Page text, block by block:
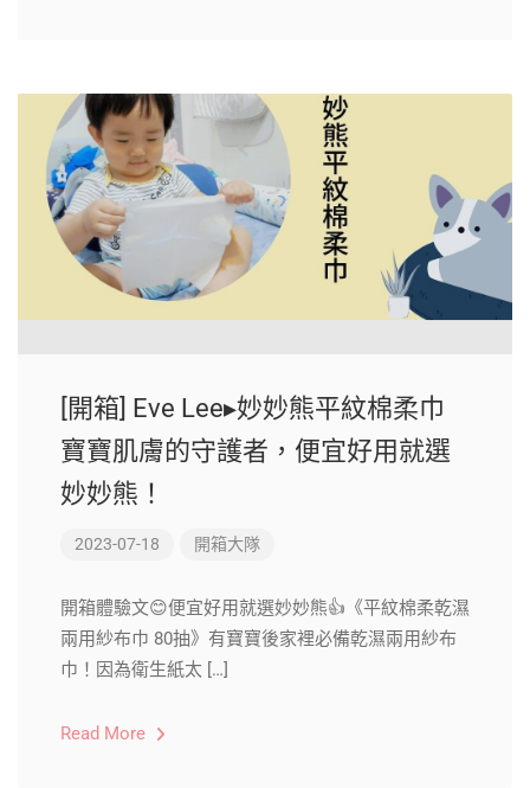
[開箱] Eve Lee▸妙妙熊平紋棉柔巾
寶寶肌膚的守護者，便宜好用就選
妙妙熊！
2023-07-18 開箱大隊
開箱體驗文😊便宜好用就選妙妙熊👍《平紋棉柔乾濕
兩用紗布巾 80抽》有寶寶後家裡必備乾濕兩用紗布
巾！因為衛生紙太 […]
Read More